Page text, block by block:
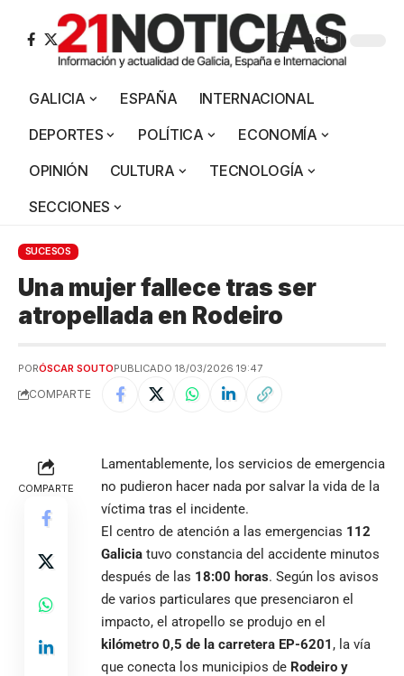
Aa
GALICIA ESPAÑA
INTERNACIONAL
DEPORTES
POLÍTICA
ECONOMÍA
OPINIÓN
CULTURA
TECNOLOGÍA
SECCIONES
SUCESOS
Una mujer fallece tras ser
atropellada en Rodeiro
PORÓSCAR SOUTOPUBLICADO 18/03/2026 19:47
COMPARTE
COMPARTE
Lamentablemente, los servicios de emergencia
no pudieron hacer nada por salvar la vida de la
víctima tras el incidente.
El centro de atención a las emergencias 112
Galicia tuvo constancia del accidente minutos
después de las 18:00 horas. Según los avisos
de varios particulares que presenciaron el
impacto, el atropello se produjo en el
kilómetro 0,5 de la carretera EP-6201 , la vía
que conecta los municipios de Rodeiro y